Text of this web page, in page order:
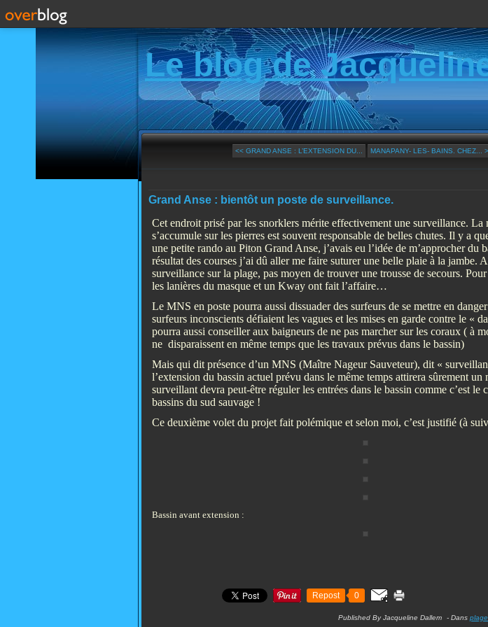
Le blog de
<< GRAND ANSE : L’EXTENSION DU... MANAPANY- LES- BAINS. CHEZ...
Grand Anse : bientôt un poste de surveillance.
Cet endroit prisé par les snorklers mérite effectivement une surveillance. La
s’accumule sur les pierres est souvent responsable de belles chutes. Il y a
une petite rando au Piton Grand Anse, j’avais eu l’idée de m’approcher du
résultat des courses j’ai dû aller me faire suturer une belle plaie à la jambe.
surveillance sur la plage, pas moyen de trouver une trousse de secours.
les lanières du masque et un Kway ont fait l’affaire…
Le MNS en poste pourra aussi dissuader des surfeurs de se mettre en
surfeurs inconscients défiaient les vagues et les mises en garde contre le «
pourra aussi conseiller aux baigneurs de ne pas marcher sur les coraux ( à
ne disparaissent en même temps que les travaux prévus dans le bassin)
Mais qui dit présence d’un MNS (Maître Nageur Sauveteur), dit «
l’extension du bassin actuel prévu dans le même temps attirera sûrement
surveillant devra peut-être réguler les entrées dans le bassin comme c’est le
bassins du sud sauvage !
Ce deuxième volet du projet fait polémique et selon moi, c’est justifié (à
Bassin avant extension :
Repost 0
Published By Jacqueline Dallem - Dans